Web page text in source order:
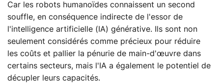
Car les robots humanoïdes connaissent un second
souffle, en conséquence indirecte de l'essor de
l'intelligence artificielle (IA) générative. Ils sont non
seulement considérés comme précieux pour réduire
les coûts et pallier la pénurie de main-d'œuvre dans
certains secteurs, mais l'IA a également le potentiel de
décupler leurs capacités.